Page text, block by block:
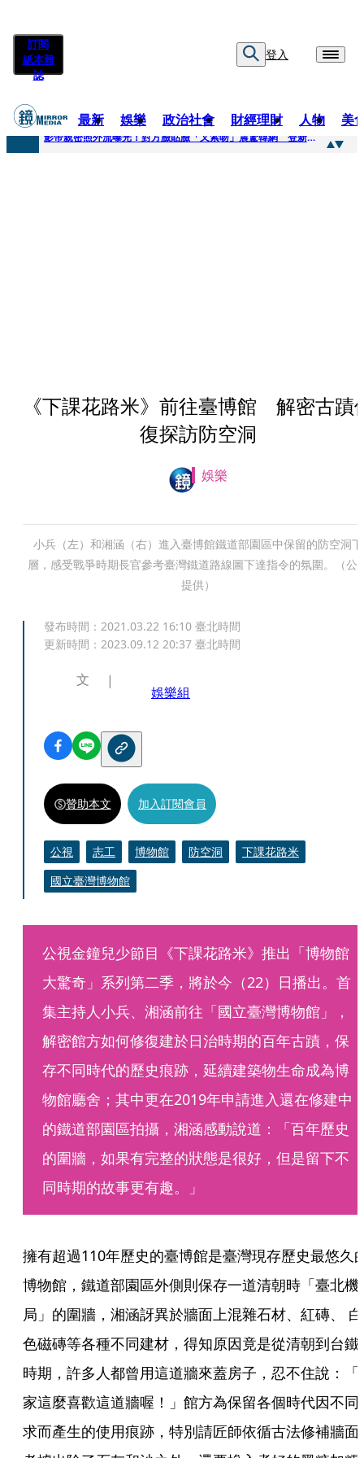
訂閱
紙本雜
誌
登入
最新 娛樂 政治社會 財經理財 人物 美
快訊
影帝親密照外流曝光！對方臉貼臉「又索吻」震驚韓網 登新聞熱搜第一
《下課花路米》前往臺博館 解密古蹟
復探訪防空洞
娛樂
小兵（左）和湘涵（右）進入臺博館鐵道部園區中保留的防空洞下
層，感受戰爭時期長官參考臺灣鐵道路線圖下達指令的氛圍。（公
提供）
發布時間： 2021.03.22 16:10 臺北時間
更新時間： 2023.09.12 20:37 臺北時間
文
娛樂組
贊助本文 加入訂閱會員
公視 志工 博物館 防空洞
下課花路米
國立臺灣博物館
公視金鐘兒少節目《下課花路米》推出「博物館
大驚奇」系列第二季，將於今（22）日播出。首
集主持人小兵、湘涵前往「國立臺灣博物館」，
解密館方如何修復建於日治時期的百年古蹟，保
存不同時代的歷史痕跡，延續建築物生命成為博
物館廳舍；其中更在2019年申請進入還在修建中
的鐵道部園區拍攝，湘涵感動說道：「百年歷史
的圍牆，如果有完整的狀態是很好，但是留下不
同時期的故事更有趣。」
擁有超過110年歷史的臺博館是臺灣現存歷史最悠久
博物館，鐵道部園區外側則保存一道清朝時「臺北機
局」的圍牆，湘涵訝異於牆面上混雜石材、紅磚、 白
色磁磚等各種不同建材，得知原因竟是從清朝到台鐵
時期，許多人都曾用這道牆來蓋房子，忍不住說：「
家這麼喜歡這道牆喔！」館方為保留各個時代因不同
求而產生的使用痕跡，特別請匠師依循古法修補牆面